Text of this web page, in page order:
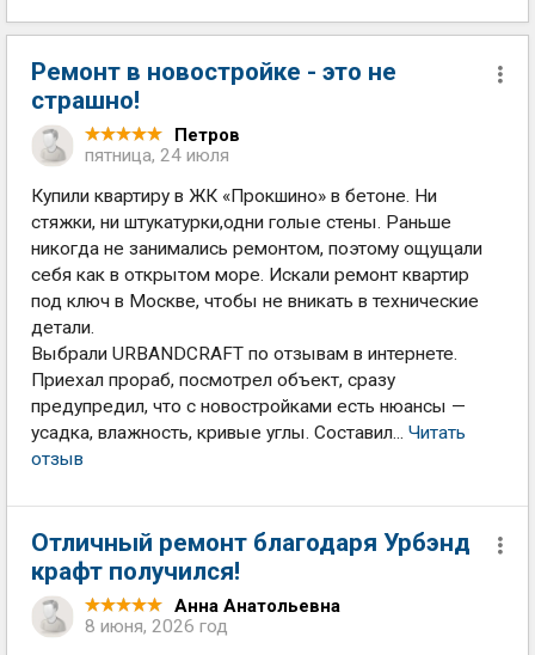
Ремонт в новостройке - это не
страшно!
Петров
пятница, 24 июля
Купили квартиру в ЖК «Прокшино» в бетоне. Ни
стяжки, ни штукатурки,одни голые стены. Раньше
никогда не занимались ремонтом, поэтому ощущали
себя как в открытом море. Искали ремонт квартир
под ключ в Москве, чтобы не вникать в технические
детали.
Выбрали URBANDCRAFT по отзывам в интернете.
Приехал прораб, посмотрел объект, сразу
предупредил, что с новостройками есть нюансы —
усадка, влажность, кривые углы. Составил... Читать
отзыв
Отличный ремонт благодаря Урбэнд
крафт получился!
Анна Анатольевна
8 июня, 2026 год